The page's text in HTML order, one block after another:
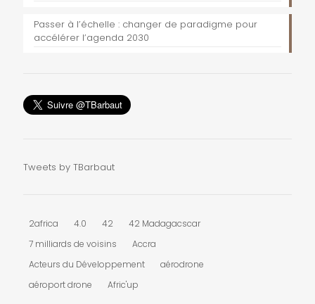
Passer à l’échelle : changer de paradigme pour
accélérer l’agenda 2030
Tweets by TBarbaut
2africa 4.0 42
42 Madagacscar
7 milliards de voisins
Accra
Acteurs du Développement
aérodrone
aéroport drone
Afric'up